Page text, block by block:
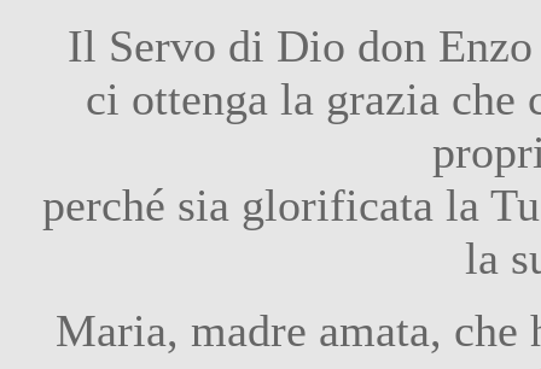
Il Servo di Dio don
ci ottenga la grazia che
perché sia glorificata la
la
Maria, madre amata,